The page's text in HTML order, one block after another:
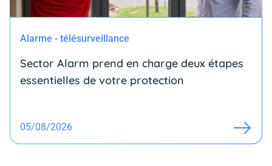
Alarme - télésurveillance
Sector Alarm prend en charge deux étapes
essentielles de votre protection
05/08/2026